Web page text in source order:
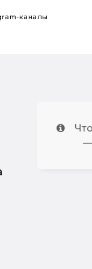
каналы
—